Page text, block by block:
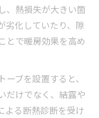
、熱損失が大きい箇
劣化していたり、隙
とで暖房効果を高め
ブを設置すると、
だけでなく、結露や
よる断熱診断を受け